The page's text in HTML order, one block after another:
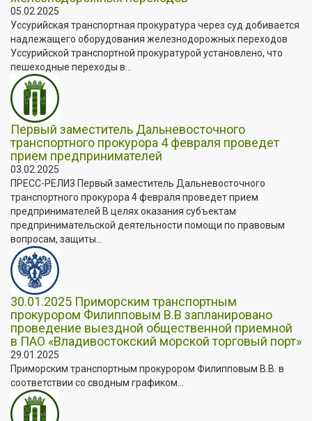
05.02.2025
️Уссурийская транспортная прокуратура через суд добивается
надлежащего оборудования железнодорожных переходов
Уссурийской транспортной прокуратурой установлено, что
пешеходные переходы в...
Первый заместитель Дальневосточного
транспортного прокурора 4 февраля проведет
прием предпринимателей
03.02.2025
ПРЕСС-РЕЛИЗ Первый заместитель Дальневосточного
транспортного прокурора 4 февраля проведет прием
предпринимателей В целях оказания субъектам
предпринимательской деятельности помощи по правовым
вопросам, защиты...
30.01.2025 Приморским транспортным
прокурором Филипповым В.В запланировано
проведение выездной общественной приемной
в ПАО «Владивостокский морской торговый порт»
29.01.2025
Приморским транспортным прокурором Филипповым В.В. в
соответствии со сводным графиком...